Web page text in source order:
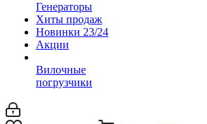
Генераторы
Хиты продаж
Новинки 23/24
Акции
Вилочные
погрузчики